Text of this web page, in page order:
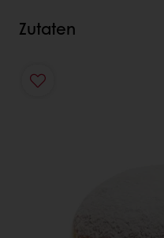
Zutaten